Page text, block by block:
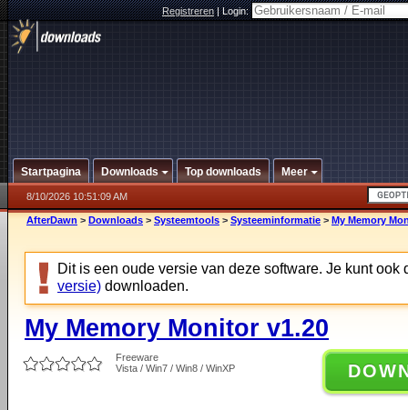
Registreren|Login:
Startpagina Downloads Top downloads Meer
8/10/2026 10:51:09 AM
AfterDawn > Downloads > Systeemtools > Systeeminformatie > My Memory
Dit is een oude versie van deze software. Je kunt ook
versie) downloaden.
My Memory Monitor v1.20
Freeware
Vista / Win7 / Win8 / WinXP